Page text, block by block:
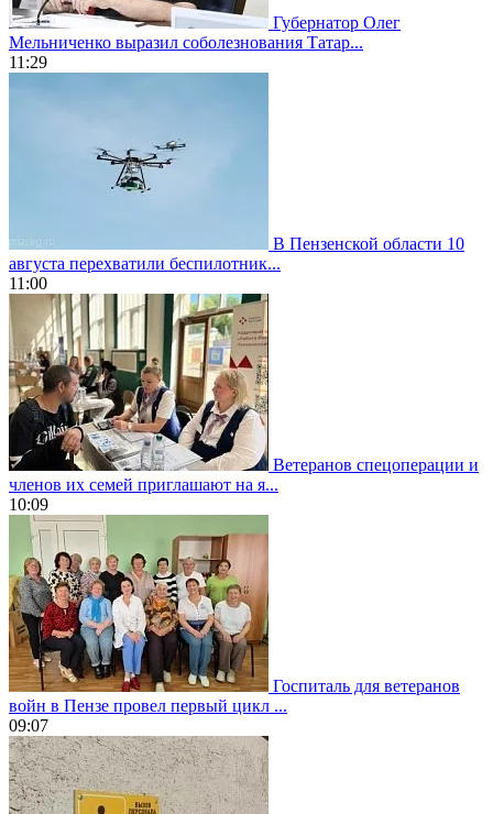
Губернатор Олег
Мельниченко выразил соболезнования Татар...
11:29
В Пензенской области 10
августа перехватили беспилотник...
11:00
Ветеранов спецоперации и
членов их семей приглашают на я...
10:09
Госпиталь для ветеранов
войн в Пензе провел первый цикл ...
09:07